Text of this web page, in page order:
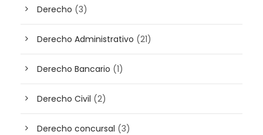
Derecho (3)
Derecho Administrativo (21)
Derecho Bancario (1)
Derecho Civil (2)
Derecho concursal (3)